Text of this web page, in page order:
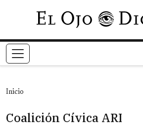
Pasar al
Inicio
Coalición Cívica ARI